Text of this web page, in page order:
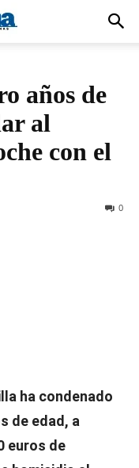
años de
al
con el
0
ha condenado
de edad, a
euros de